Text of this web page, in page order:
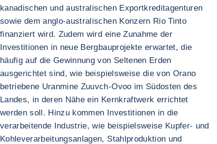
kanadischen und australischen Exportkreditagenturen
sowie dem anglo-australischen Konzern Rio Tinto
finanziert wird. Zudem wird eine Zunahme der
Investitionen in neue Bergbauprojekte erwartet, die
häufig auf die Gewinnung von Seltenen Erden
ausgerichtet sind, wie beispielsweise die von Orano
betriebene Uranmine Zuuvch-Ovoo im Südosten des
Landes, in deren Nähe ein Kernkraftwerk errichtet
werden soll. Hinzu kommen Investitionen in die
verarbeitende Industrie, wie beispielsweise Kupfer- und
Kohleverarbeitungsanlagen, Stahlproduktion und